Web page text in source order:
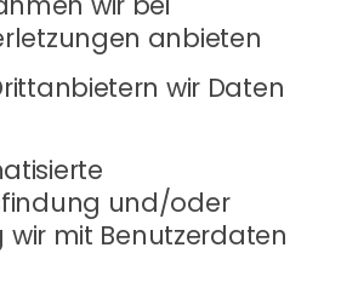
anbieten
wir Daten
und/oder
wir mit Benutzerdaten